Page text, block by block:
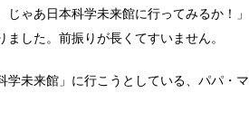
ゃあ日本科学未来館に行ってみるか！」
した。前振りが長くてすいません。
未来館」に行こうとしている、パパ・マ